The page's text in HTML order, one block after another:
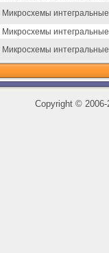
Микросхемы
Микросхемы
Микросхемы
Copyright ©